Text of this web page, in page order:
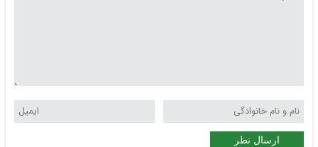
ارسال نظر